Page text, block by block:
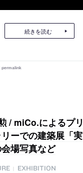
続きを読む
permalink
/ miCo.によるプリ
ーでの建築展「実
場写真など
EXHIBITION